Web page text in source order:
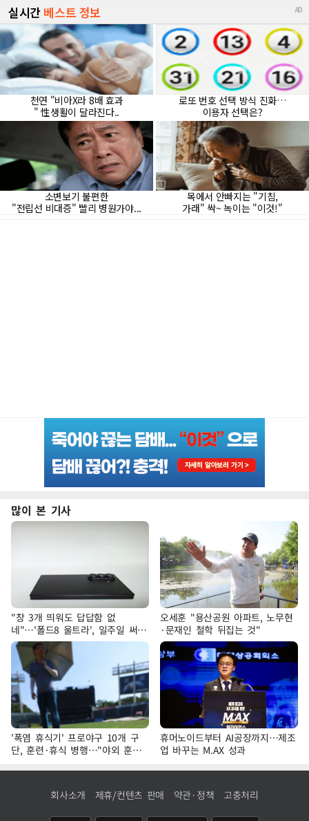
많이 본 기사
"창 3개 띄워도 답답함 없
네"…'폴드8 울트라', 일주일 써보
니
오세훈 "용산공원 아파트, 노무현
·문재인 철학 뒤집는 것"
'폭염 휴식기' 프로야구 10개 구
단, 훈련·휴식 병행…"야외 훈련
해도 안전 최우선"
휴머노이드부터 AI공장까지…제조
업 바꾸는 M.AX 성과
회사소개 제휴/컨텐츠 판매 약관·정책 고충처리